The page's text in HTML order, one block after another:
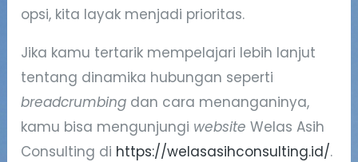
opsi, kita layak menjadi prioritas.
Jika kamu tertarik mempelajari lebih lanjut
tentang dinamika hubungan seperti
breadcrumbing dan cara menanganinya,
kamu bisa mengunjungi website Welas Asih
Consulting di https://welasasihconsulting.id/.